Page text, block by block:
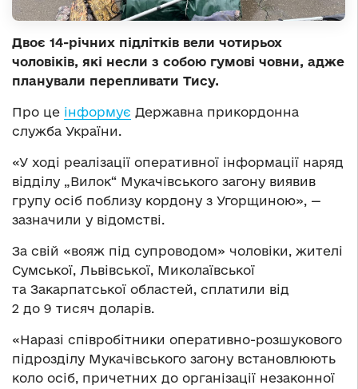
Двоє 14-річних підлітків вели чотирьох
чоловіків, які несли з собою гумові човни, адже
планували перепливати Тису.
Про це інформує Державна прикордонна
служба України.
«У ході реалізації оперативної інформації наряд
відділу „Вилок“ Мукачівського загону виявив
групу осіб поблизу кордону з Угорщиною», —
зазначили у відомстві.
За свій «вояж під супроводом» чоловіки, жителі
Сумської, Львівської, Миколаївської
та Закарпатської областей, сплатили від
2 до 9 тисяч доларів.
«Наразі співробітники оперативно-розшукового
підрозділу Мукачівського загону встановлюють
коло осіб, причетних до організації незаконної